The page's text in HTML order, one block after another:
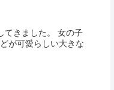
した。 女の子
が可愛らしい大きな